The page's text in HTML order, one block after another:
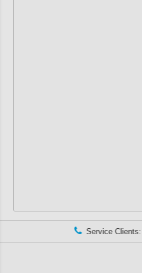
Service Clients: